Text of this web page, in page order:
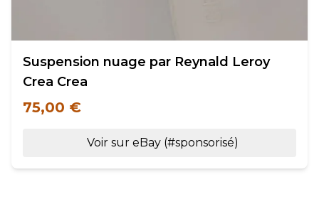
Suspension nuage par Reynald Leroy
Crea Crea
75,00 €
Voir sur eBay (#sponsorisé)